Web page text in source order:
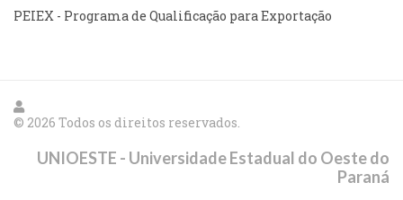
PEIEX - Programa de Qualificação para Exportação
© 2026 Todos os direitos reservados.
UNIOESTE - Universidade Estadual do Oeste do
Paraná